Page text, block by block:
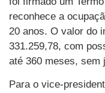
reconhece a
20 anos. O valor do
331.259,78, com
até 360 meses, sem
Para o vice-